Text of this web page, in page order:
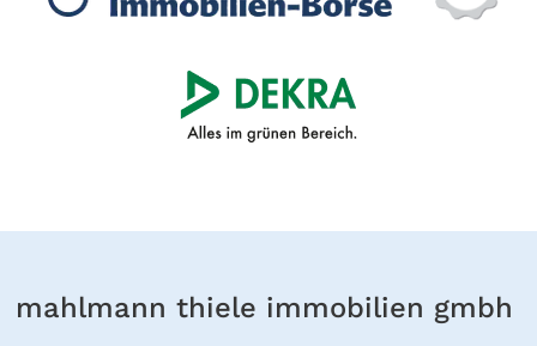
mahlmann thiele immobilien gmbh